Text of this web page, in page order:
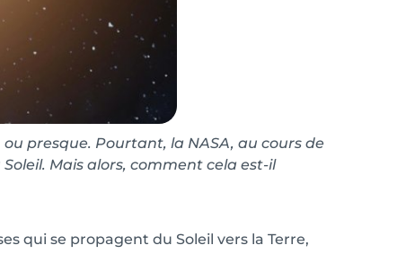
presque. Pourtant, la NASA, au cours de
Mais alors, comment cela est-il
qui se propagent du Soleil vers la Terre,